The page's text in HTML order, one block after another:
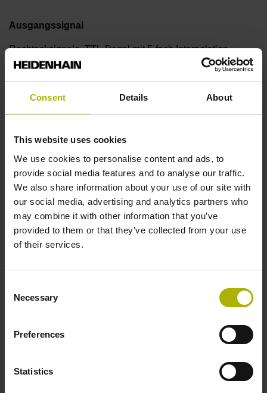
Consent Details About
This website uses cookies
We use cookies to personalise content and ads, to
provide social media features and to analyse our traffic.
We also share information about your use of our site with
our social media, advertising and analytics partners who
may combine it with other information that you’ve
provided to them or that they’ve collected from your use
of their services.
Selection
Necessary
Preferences
Statistics
Ausgangssignal
Rechtecksignale, TTL-Pegel mit 5-fach Interpolation
Referenzmarkenlage
ML/2 - in der Mitte der Messlänge
Weitere Referenzmarken
keine
Referenzimpulsbreite
90°
Max. Abtastfrequenz